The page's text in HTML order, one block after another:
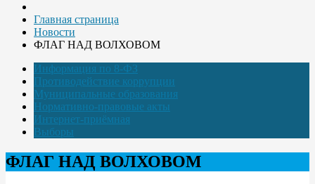
Главная страница
Новости
ФЛАГ НАД ВОЛХОВОМ
Информация по 8-ФЗ
Противодействие коррупции
Муниципальные образования
Нормативно-правовые акты
Интернет-приёмная
Выборы
ФЛАГ НАД ВОЛХОВОМ